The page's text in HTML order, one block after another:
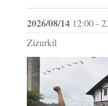
2026/08/14 12:00 -
Zizurkil